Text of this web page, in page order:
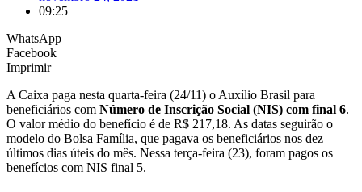
09:25
WhatsApp
Facebook
Imprimir
A Caixa paga nesta quarta-feira (24/11) o Auxílio Brasil para
beneficiários com Número de Inscrição Social (NIS) com final 6.
O valor médio do benefício é de R$ 217,18. As datas seguirão o
modelo do Bolsa Família, que pagava os beneficiários nos dez
últimos dias úteis do mês. Nessa terça-feira (23), foram pagos os
benefícios com NIS final 5.